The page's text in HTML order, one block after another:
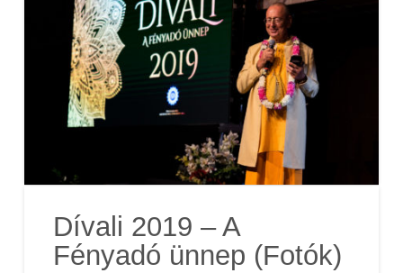
Dívali 2019 – A
Fényadó ünnep (Fotók)